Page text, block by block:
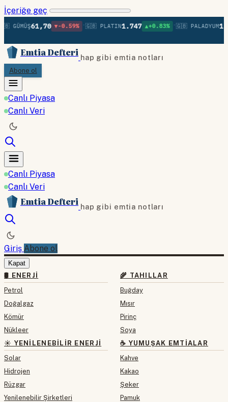
İçeriğe geç
61,70 ▼-0.59% •🇬🇧 PLATIN1.747 ▲+0.83% •🇬🇧 PALADYUM
Emtia Defteri hap gibi emtia notları
Abone ol
Canlı Piyasa
Canlı Veri
Canlı Piyasa
Canlı Veri
Emtia Defteri hap gibi emtia notları
Giriş Abone ol
Kapat
🛢 ENERJI
Petrol
Doğalgaz
Kömür
Nükleer
☀️ YENILENEBILIR ENERJI
Solar
Hidrojen
Rüzgar
Yenilenebilir Şirketleri
🌾 TAHILLAR
Buğday
Mısır
Pirinç
Soya
☕ YUMUŞAK EMTIALAR
Kahve
Kakao
Şeker
Pamuk